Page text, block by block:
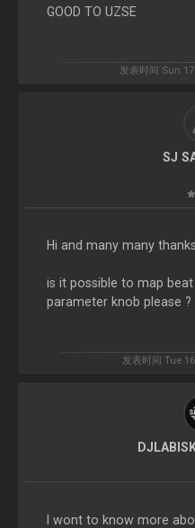
GOOD TO UZSE
发表时间 Sun
SJ
Hi and many many
is it possible to map
parameter knob please ?
发表时间 Tue
I wont to know more